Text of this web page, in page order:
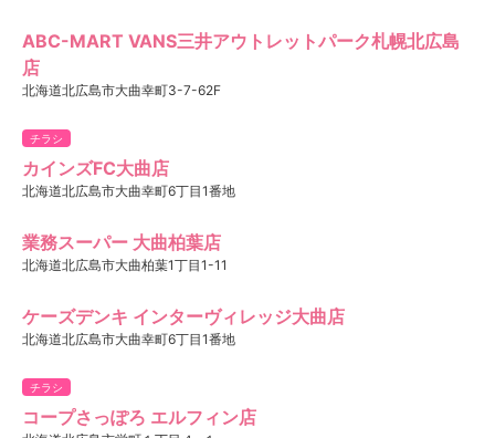
ABC-MART VANS三井アウトレットパーク札幌北広島
店
北海道北広島市大曲幸町3-7-62F
チラシ
カインズFC大曲店
北海道北広島市大曲幸町6丁目1番地
業務スーパー 大曲柏葉店
北海道北広島市大曲柏葉1丁目1-11
ケーズデンキ インターヴィレッジ大曲店
北海道北広島市大曲幸町6丁目1番地
チラシ
コープさっぽろ エルフィン店